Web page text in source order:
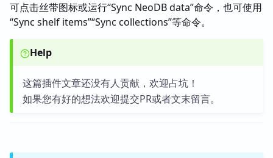
可点击丝带图标或运行“Sync NeoDB data”命令，也可使用
“Sync shelf items”“Sync collections”等命令。
Help
这篇插件文章还没有人贡献，欢迎占坑！
如果您有好的想法欢迎提交PR或者文末留言。